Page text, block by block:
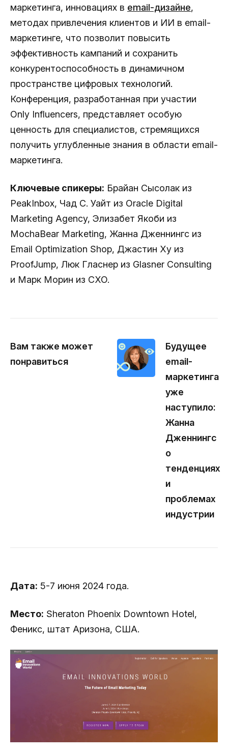
маркетинга, инновациях в email-дизайне,
методах привлечения клиентов и ИИ в email-
маркетинге, что позволит повысить
эффективность кампаний и сохранить
конкурентоспособность в динамичном
пространстве цифровых технологий.
Конференция, разработанная при участии
Only Influencers, представляет особую
ценность для специалистов, стремящихся
получить углубленные знания в области email-
маркетинга.
Ключевые спикеры: Брайан Сысолак из
PeakInbox, Чад С. Уайт из Oracle Digital
Marketing Agency, Элизабет Якоби из
MochaBear Marketing, Жанна Дженнингс из
Email Optimization Shop, Джастин Ху из
ProofJump, Люк Гласнер из Glasner Consulting
и Марк Морин из CXO.
Вам также может
понравиться
Будущее
email-
маркетинга
уже
наступило:
Жанна
Дженнингс
о
тенденциях
и
проблемах
индустрии
Дата: 5-7 июня 2024 года.
Место: Sheraton Phoenix Downtown Hotel,
Феникс, штат Аризона, США.